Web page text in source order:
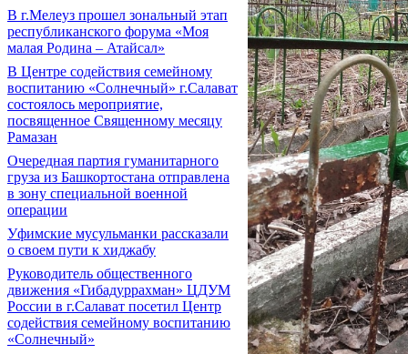
В г.Мелеуз прошел зональный этап
республиканского форума «Моя
малая Родина – Атайсал»
В Центре содействия семейному
воспитанию «Солнечный» г.Салават
состоялось мероприятие,
посвященное Священному месяцу
Рамазан
Очередная партия гуманитарного
груза из Башкортостана отправлена
в зону специальной военной
операции
Уфимские мусульманки рассказали
о своем пути к хиджабу
Руководитель общественного
движения «Гибадуррахман» ЦДУМ
России в г.Салават посетил Центр
содействия семейному воспитанию
«Солнечный»